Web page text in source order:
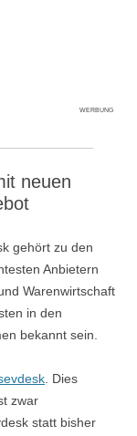
WERBUNG
neuen
gehört zu den
Anbietern
Warenwirtschaft
in den
bekannt sein.
. Dies
zwar
statt bisher